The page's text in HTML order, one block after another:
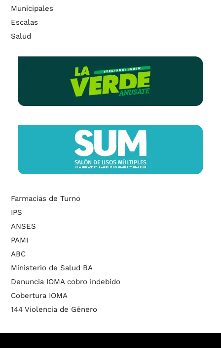
Municipales
Escalas
Salud
Farmacias de Turno
IPS
ANSES
PAMI
ABC
Ministerio de Salud BA
Denuncia IOMA cobro indebido
Cobertura IOMA
144 Violencia de Género